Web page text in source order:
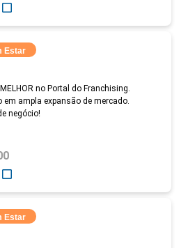
Estar
no Portal do Franchising.
em ampla expansão de mercado.
negócio!
Estar